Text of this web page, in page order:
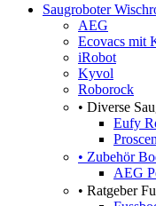
Saugroboter
AEG
Ecovacs mit
iRobot
Kyvol
Roborock
• Diverse
Eufy
• Zubehör
AEG
• Ratgeber